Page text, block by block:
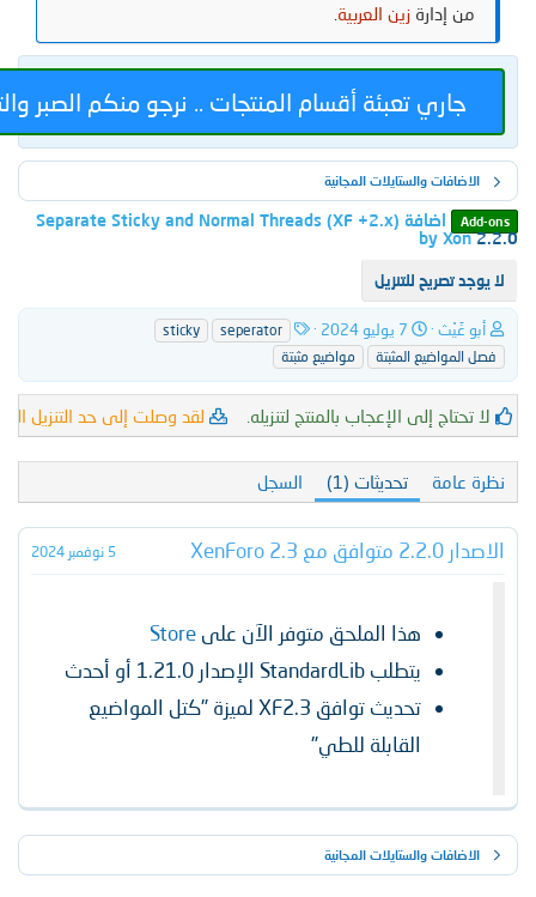
زين العربية.
تعبئة أقسام المنتجات .. نرجو منكم الصبر والتفهم
والستايلات المجانية
اضافة Separate Sticky and Normal Threads (XF +2.x)
by
للتنزيل
ت
ا
ر
ي
خ
ا
ل
إ
ن
ا
7 يوليو 2024
ا
ل
و
س
و
م
seperator
sticky
المثبتة
مواضيع مثبتة
إلى الإعجاب بالمنتج لتنزيله. لقد وصلت إلى حد التنزيل اليومي.
تحديثات (1) السجل
5 نوفمبر 2024
هذا الملحق متوفر الآن على Store
تحديث توافق XF2.3 لميزة "كتل المواضيع
القابلة للطي"
والستايلات المجانية